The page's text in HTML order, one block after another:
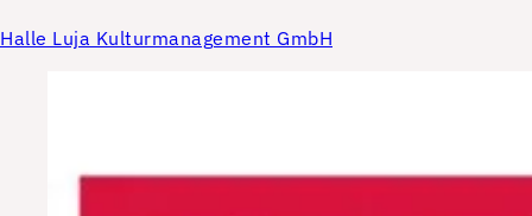
Halle Luja Kulturmanagement GmbH